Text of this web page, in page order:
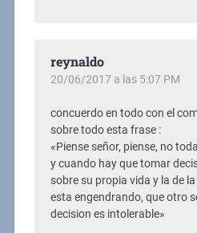
reynaldo
20/06/2017 a las 5:07 PM
concuerdo en todo con el
sobre todo esta frase :
«Piense señor, piense, no
y cuando hay que tomar
sobre su propia vida y la de
esta engendrando, que otro
decision es intolerable»